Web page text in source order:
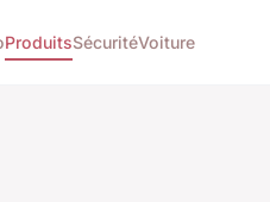
ProduitsSécuritéVoiture